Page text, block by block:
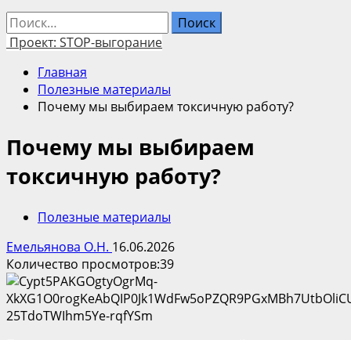
Найти:
Проект: STOP-выгорание
Главная
Полезные материалы
Почему мы выбираем токсичную работу?
Почему мы выбираем
токсичную работу?
Полезные материалы
Емельянова О.Н. 16.06.2026
Количество просмотров:39